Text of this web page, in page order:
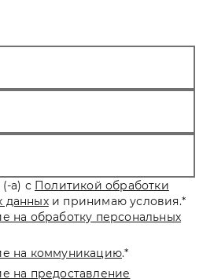
а) с Политикой обработки
данных и принимаю условия.*
на обработку персональных
на коммуникацию.*
на предоставление